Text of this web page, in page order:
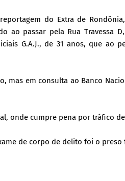
do Extra de
ao passar pela Rua Travessa
G.A.J., de 31 anos, que ao
mas em consulta ao Banco
onde cumpre pena por tráfico
de corpo de delito foi o preso